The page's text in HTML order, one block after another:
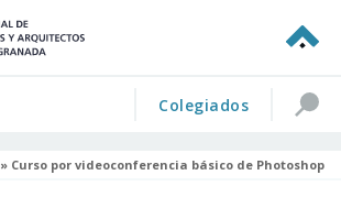
Colegiados
» Curso por videoconferencia básico de Photoshop